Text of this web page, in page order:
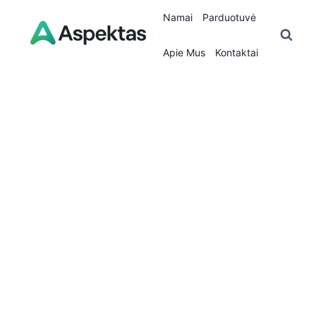
content
Namai Parduotuvė
Apie Mus Kontaktai